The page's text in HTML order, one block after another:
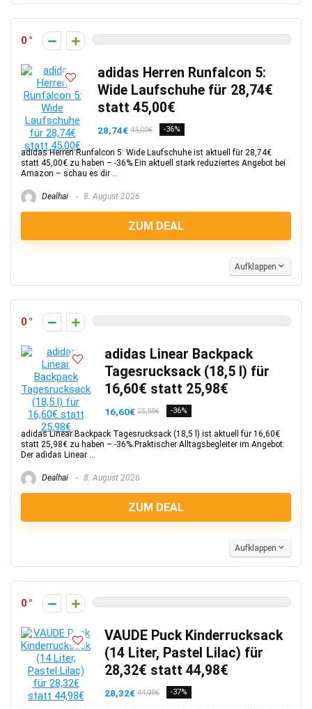
0
adidas Herren Runfalcon 5:
Wide Laufschuhe für 28,74€
statt 45,00€
28,74€ 45,00€ -36%
adidas Herren Runfalcon 5: Wide Laufschuhe ist aktuell für 28,74€
statt 45,00€ zu haben – -36%.Ein aktuell stark reduziertes Angebot bei
Amazon – schau es dir ...
Dealhai 8. August 2026
ZUM DEAL
Aufklappen
0
adidas Linear Backpack
Tagesrucksack (18,5 l) für
16,60€ statt 25,98€
16,60€ 25,98€ -36%
adidas Linear Backpack Tagesrucksack (18,5 l) ist aktuell für 16,60€
statt 25,98€ zu haben – -36%.Praktischer Alltagsbegleiter im Angebot:
Der adidas Linear ...
Dealhai 8. August 2026
ZUM DEAL
Aufklappen
0
VAUDE Puck Kinderrucksack
(14 Liter, Pastel Lilac) für
28,32€ statt 44,98€
28,32€ 44,98€ -37%